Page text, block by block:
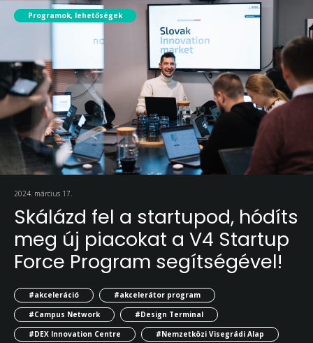
Programok, lehetőségek
2024. március 17.
Skálázd fel a startupod, hódíts
meg új piacokat a V4 Startup
Force Program segítségével!
#akceleráció
#akcelerátor program
#Campus Network
#Design Terminal
#DEX Innovation Centre
#Nemzetközi Visegrádi Alap